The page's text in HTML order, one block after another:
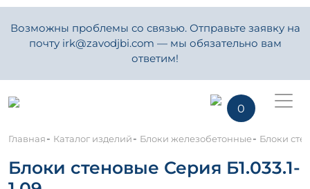
Возможны проблемы со связью. Отправьте заявку на
почту irk@zavodjbi.com — мы обязательно вам
ответим!
0
Главная- Каталог изделий- Блоки железобетонные- Блоки
Блоки стеновые Серия Б1.033.1-